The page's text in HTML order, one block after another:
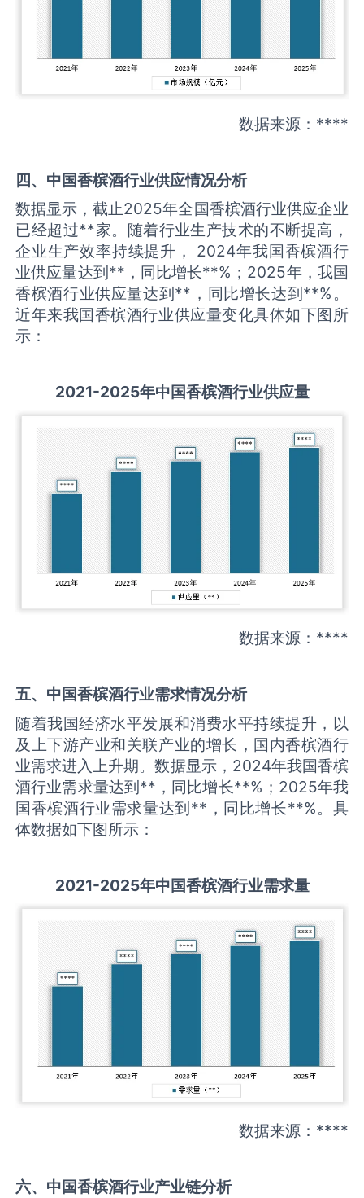
数据来源：****
四、中国香槟酒行业供应情况分析
数据显示，截止2025年全国香槟酒行业供应企业
已经超过**家。随着行业生产技术的不断提高，
企业生产效率持续提升， 2024年我国香槟酒行
业供应量达到**，同比增长**%；2025年，我国
香槟酒行业供应量达到**，同比增长达到**%。
近年来我国香槟酒行业供应量变化具体如下图所
示：
2021-2025年中国香槟酒行业供应量
数据来源：****
五、中国香槟酒行业需求情况分析
随着我国经济水平发展和消费水平持续提升，以
及上下游产业和关联产业的增长，国内香槟酒行
业需求进入上升期。数据显示，2024年我国香槟
酒行业需求量达到**，同比增长**%；2025年我
国香槟酒行业需求量达到**，同比增长**%。具
体数据如下图所示：
2021-2025年中国香槟酒行业需求量
数据来源：****
六、中国香槟酒行业产业链分析